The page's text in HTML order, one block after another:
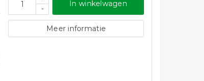
-
In winkelwagen
Meer informatie